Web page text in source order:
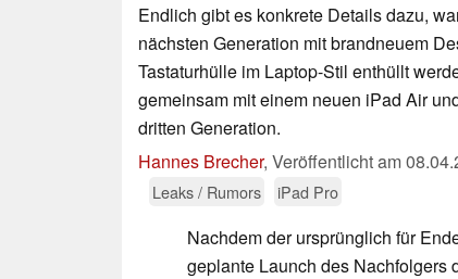
Endlich gibt es konkrete Details dazu,
nächsten Generation mit brandneuem
Tastaturhülle im Laptop-Stil enthüllt
gemeinsam mit einem neuen iPad Air
dritten Generation.
Hannes Brecher, Veröffentlicht am
Leaks / Rumors
iPad Pro
Nachdem der ursprünglich für
geplante Launch des Nachfolgers